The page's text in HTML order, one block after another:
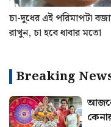
চা-দুধের এই পরিমাপটা
রাখুন, চা হবে ধাবার মতো
Breaking